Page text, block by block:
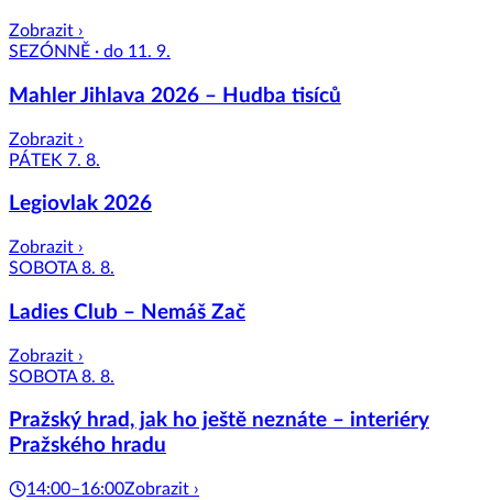
Zobrazit ›
SEZÓNNĚ · do 11. 9.
Mahler Jihlava 2026 – Hudba tisíců
Zobrazit ›
PÁTEK 7. 8.
Legiovlak 2026
Zobrazit ›
SOBOTA 8. 8.
Ladies Club – Nemáš Zač
Zobrazit ›
SOBOTA 8. 8.
Pražský hrad, jak ho ještě neznáte – interiéry
Pražského hradu
14:00–16:00Zobrazit ›